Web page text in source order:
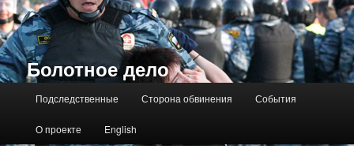
Болотное дело
Подследственные Сторона обвинения События
О проекте English